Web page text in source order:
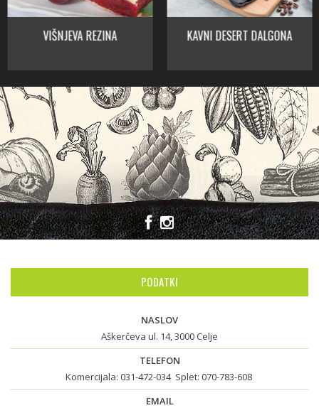
VIŠNJEVA REZINA KAVNI DESERT DALGONA
PODATKI
NASLOV
Aškerčeva ul. 14, 3000 Celje
TELEFON
Komercijala: 031-472-034Splet: 070-783-608
EMAIL